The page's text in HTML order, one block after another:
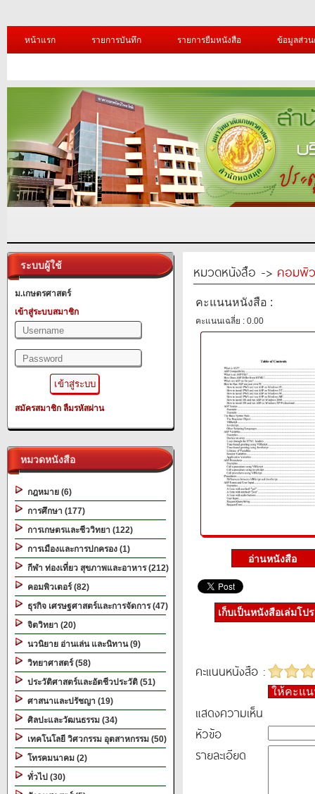
หน้าแรก รายการบันทึก รายการยืมหนังสือ ข้อมูลส่ว
ระบบผู้ใช้
ม.เกษตรศาสตร์
เข้าสู่ระบบสมาชิก
สมัครสมาชิก ลืมรหัสผ่าน
หมวดหนังสือ
กฎหมาย (6)
การศึกษา (177)
การเกษตรและชีววิทยา (122)
การเมืองและการปกครอง (1)
กีฬา ท่องเที่ยว สุขภาพและอาหาร (212)
คอมพิวเตอร์ (82)
ธุรกิจ เศรษฐศาสตร์และการจัดการ (47)
จิตวิทยา (20)
นวนิยาย อ่านเล่น และนิทาน (9)
วิทยาศาสตร์ (58)
ประวัติศาสตร์และอัตชีวประวัติ (51)
ศาสนาและปรัชญา (19)
ศิลปะและวัฒนธรรม (34)
เทคโนโลยี วิศวกรรม อุตสาหกรรม (50)
โทรคมนาคม (2)
ทั่วไป (30)
หมวดหนังสือ -> คอมพิ
คะแนนหนังสือ :
คะแนนเฉลี่ย : 0.00
เก็บเป็นหนังสือเล่มโป
คะแนนหนังสือ :
ให้คะแ
แสดงความเห็น
หัวข้อ
รายละเอียด